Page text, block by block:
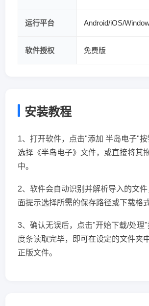
运行平台 Android/iOS/
软件授权 免费版
安装教程
1、打开软件，点击"添加 半岛电子"
选择《半岛电子》文件，或直接将其
中。
2、软件会自动识别并解析导入的文
面提示选择所需的保存路径或下载格式
3、确认无误后，点击"开始下载/处理
度条读取完毕，即可在设定的文件夹
正版文件。